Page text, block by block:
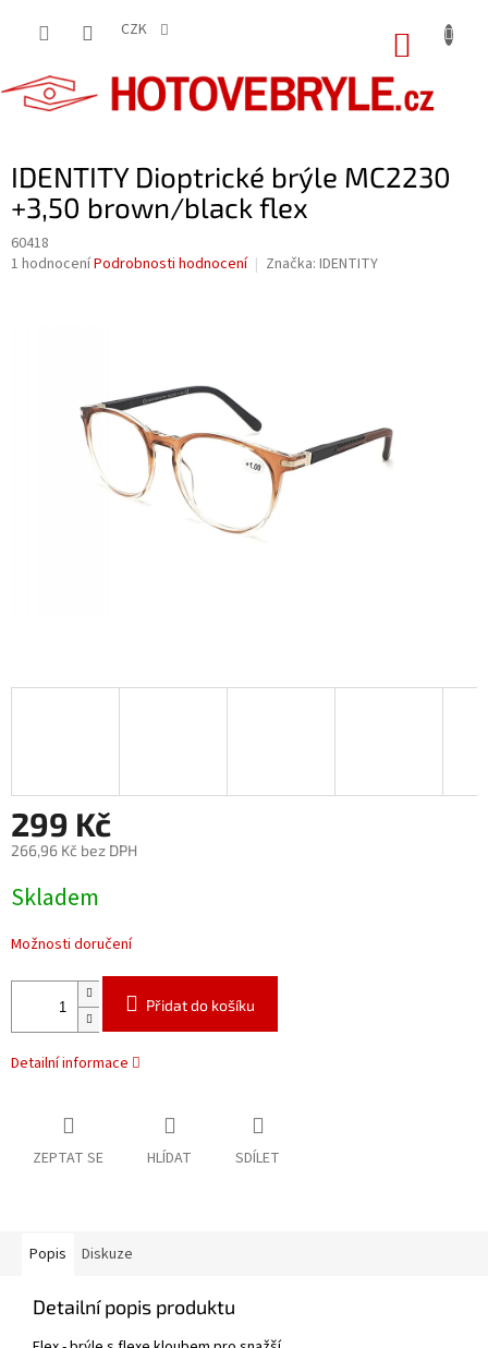
CZK
IDENTITY Dioptrické brýle MC2230
+3,50 brown/black flex
60418
Průměrné
hvězdiček.
1 hodnoceníPodrobnosti hodnocení Značka: IDENTITY
299 Kč
266,96 Kč bez DPH
cena:
Skladem
Možnosti doručení
Přidat do košíku
Detailní informace
ZEPTAT SE HLÍDAT SDÍLET
Popis Diskuze
Detailní popis produktu